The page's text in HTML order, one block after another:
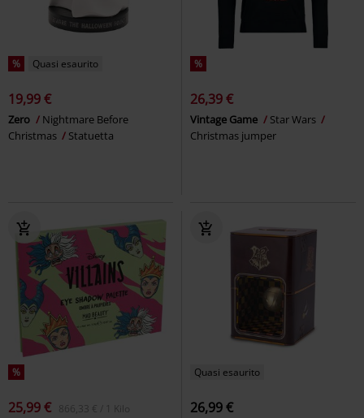
% Quasi esaurito
19,99 €
Zero
Nightmare Before
Christmas
Statuetta
%
26,39 €
Vintage Game
Star Wars
Christmas jumper
%
25,99 € 866,33 € / 1 Kilo
Quasi esaurito
26,99 €